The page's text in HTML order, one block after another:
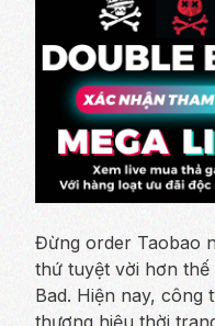
Đừng order Taobao
thứ tuyệt vời hơn thế
Bad. Hiện nay, công